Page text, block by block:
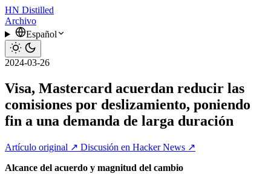
HN Distilled
Archivo
Español
2024-03-26
Visa, Mastercard acuerdan reducir las
comisiones por deslizamiento, poniendo
fin a una demanda de larga duración
Artículo original ↗ Discusión en Hacker News ↗
Alcance del acuerdo y magnitud del cambio